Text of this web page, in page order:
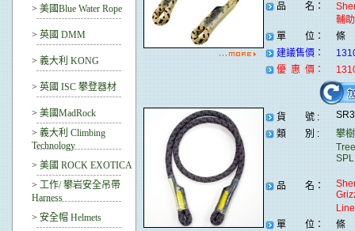
> 美國Blue Water Rope
> 英國 DMM
> 義大利 KONG
> 英國 ISC 攀登器材
> 美國MadRock
> 義大利 Climbing
Technology
> 美國 ROCK EXOTICA
> 工作/ 攀岩安全吊帶
Harness
> 安全帽 Helmets
品 名：
輔
單 位：
條
建議售價：
優 惠 價：
貨 號 :
類 別 :
攀
品 名：
單 位：
條